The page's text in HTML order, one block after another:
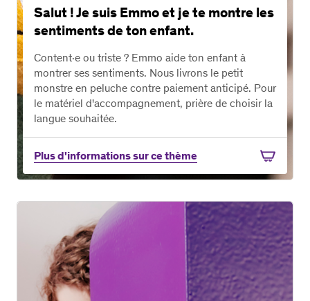
Salut ! Je suis Emmo et je te montre les
sen­ti­ments de ton enfant.
Content·e ou triste ? Emmo aide ton enfant à
montrer ses sen­ti­ments. Nous livrons le petit
monstre en peluche contre paiement anticipé. Pour
le matériel d'ac­com­pa­gne­ment, prière de choisir la
langue sou­hai­tée.
Plus d'informations sur ce thème